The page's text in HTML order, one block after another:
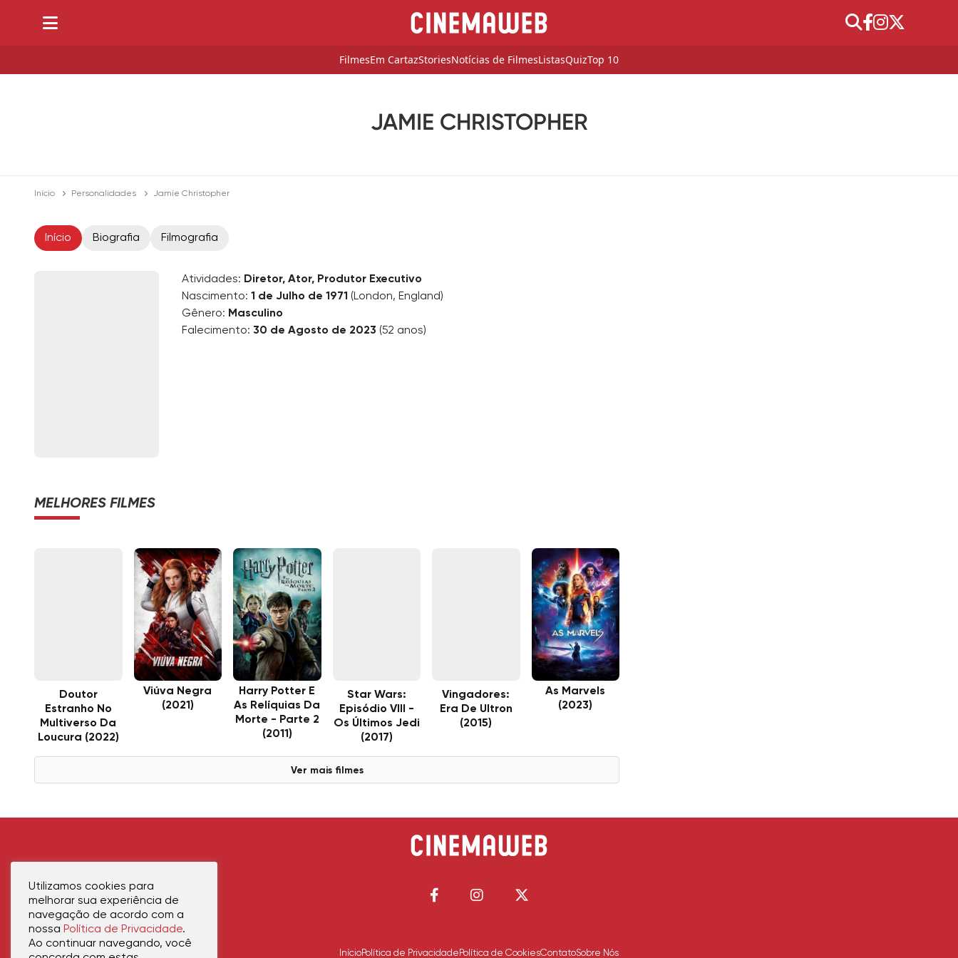
FilmesEm CartazStoriesNotícias de FilmesListasQuizTop 10
JAMIE CHRISTOPHER
Início Personalidades Jamie Christopher
Início Biografia Filmografia
Atividades: Diretor, Ator, Produtor Executivo
Nascimento: 1 de Julho de 1971 (London, England)
Gênero: Masculino
Falecimento: 30 de Agosto de 2023 (52 anos)
MELHORES FILMES
Doutor
Estranho No
Multiverso Da
Loucura (2022)
Viúva Negra
(2021)
Harry Potter E
As Relíquias Da
Morte - Parte 2
(2011)
Star Wars:
Episódio VIII -
Os Últimos Jedi
(2017)
Vingadores:
Era De Ultron
(2015)
As Marvels
(2023)
Ver mais filmes
InícioPolítica de Privacidade Política de CookiesContatoSobre Nós
Utilizamos cookies para
melhorar sua experiência de
navegação de acordo com a
nossa Política de Privacidade.
Ao continuar navegando, você